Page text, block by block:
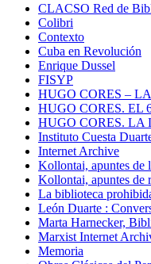
CLACSO Red de
Colibri
Contexto
Cuba en Revolución
Enrique Dussel
FISYP
HUGO CORES –
HUGO CORES. EL
HUGO CORES. LA
Instituto Cuesta
Internet Archive
Kollontai, apuntes de
Kollontai, apuntes de
La biblioteca
León Duarte :
Marta Harnecker,
Marxist Internet
Memoria